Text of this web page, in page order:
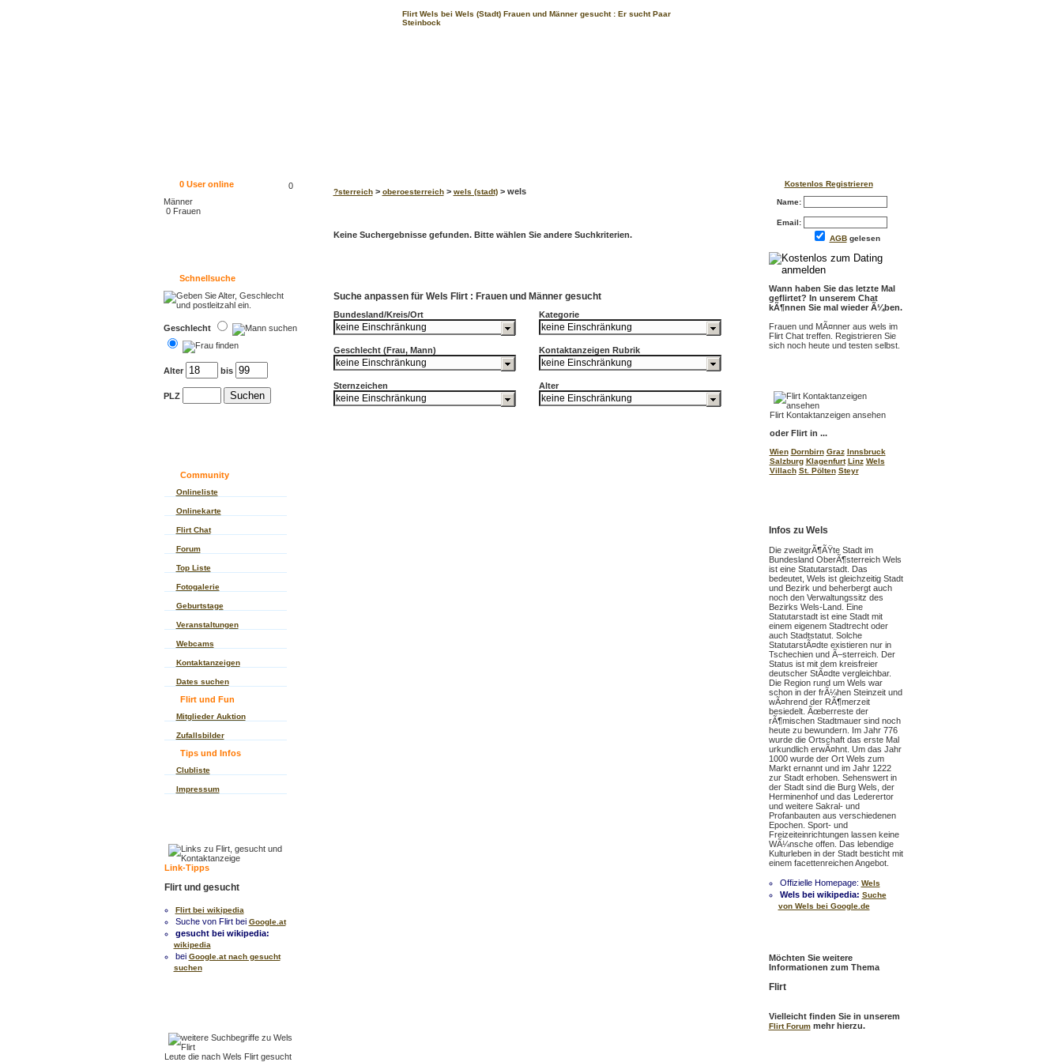
Flirt Wels bei Wels (Stadt) Frauen und Männer gesucht : Er sucht Paar
Steinbock
0User online
0
Männer
0 Frauen
Schnellsuche
Geschlecht
Alter bis
PLZ
Community
Onlineliste
Onlinekarte
Flirt Chat
Forum
Top Liste
Fotogalerie
Geburtstage
Veranstaltungen
Webcams
Kontaktanzeigen
Dates suchen
Flirt und Fun
Mitglieder Auktion
Zufallsbilder
Tips und Infos
Clubliste
Impressum
Link-Tipps
Flirt und gesucht
Flirt bei wikipedia
Suche von Flirt bei Google.at
gesucht bei wikipedia:
wikipedia
bei Google.at nach gesucht
suchen
Leute die nach Wels Flirt gesucht
Kostenlos Registrieren
Name:
Email:
AGBgelesen
Wann haben Sie das letzte Mal
geflirtet? In unserem Chat
kÃ¶nnen Sie mal wieder Ã¼ben.
Frauen und MÃ¤nner aus wels im
Flirt Chat treffen. Registrieren Sie
sich noch heute und testen selbst.
Flirt Kontaktanzeigen ansehen
oder Flirt in ...
Wien Dornbirn Graz Innsbruck
Salzburg Klagenfurt Linz Wels
Villach St. Pölten Steyr
Infos zu Wels
Die zweitgrÃ¶ÃŸte Stadt im
Bundesland OberÃ¶sterreich Wels
ist eine Statutarstadt. Das
bedeutet, Wels ist gleichzeitig Stadt
und Bezirk und beherbergt auch
noch den Verwaltungssitz des
Bezirks Wels-Land. Eine
Statutarstadt ist eine Stadt mit
einem eigenem Stadtrecht oder
auch Stadtstatut. Solche
StatutarstÃ¤dte existieren nur in
Tschechien und Ã–sterreich. Der
Status ist mit dem kreisfreier
deutscher StÃ¤dte vergleichbar.
Die Region rund um Wels war
schon in der frÃ¼hen Steinzeit und
wÃ¤hrend der RÃ¶merzeit
besiedelt. Ãœberreste der
rÃ¶mischen Stadtmauer sind noch
heute zu bewundern. Im Jahr 776
wurde die Ortschaft das erste Mal
urkundlich erwÃ¤hnt. Um das Jahr
1000 wurde der Ort Wels zum
Markt ernannt und im Jahr 1222
zur Stadt erhoben. Sehenswert in
der Stadt sind die Burg Wels, der
Herminenhof und das Lederertor
und weitere Sakral- und
Profanbauten aus verschiedenen
Epochen. Sport- und
Freizeiteinrichtungen lassen keine
WÃ¼nsche offen. Das lebendige
Kulturleben in der Stadt besticht mit
einem facettenreichen Angebot.
Offizielle Homepage: Wels
Wels bei wikipedia: Suche
von Wels bei Google.de
Möchten Sie weitere
Informationen zum Thema
Flirt
Vielleicht finden Sie in unserem
Flirt Forummehr hierzu.
?sterreich> oberoesterreich> wels (stadt)> wels
Keine Suchergebnisse gefunden. Bitte wählen Sie andere Suchkriterien.
Suche anpassen für Wels Flirt : Frauen und Männer gesucht
Bundesland/Kreis/Ort Kategorie
Geschlecht (Frau, Mann) Kontaktanzeigen Rubrik
Sternzeichen Alter